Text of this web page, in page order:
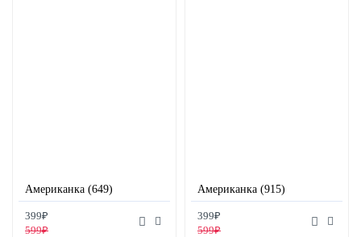
Американка (649)
399₽
599₽
Американка (915)
399₽
599₽